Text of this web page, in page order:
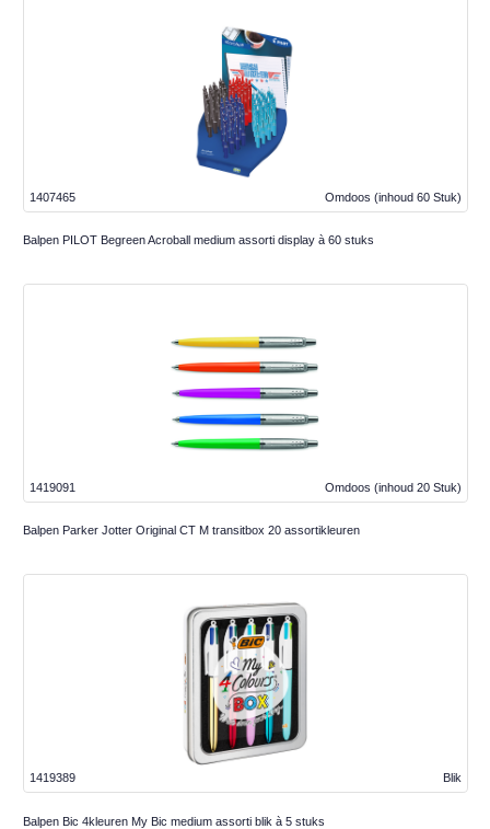
Omdoos (inhoud 60 Stuk)
1407465
Balpen PILOT Begreen Acroball medium assorti display à 60 stuks
Omdoos (inhoud 20 Stuk)
1419091
Balpen Parker Jotter Original CT M transitbox 20 assortikleuren
Blik
1419389
Balpen Bic 4kleuren My Bic medium assorti blik à 5 stuks